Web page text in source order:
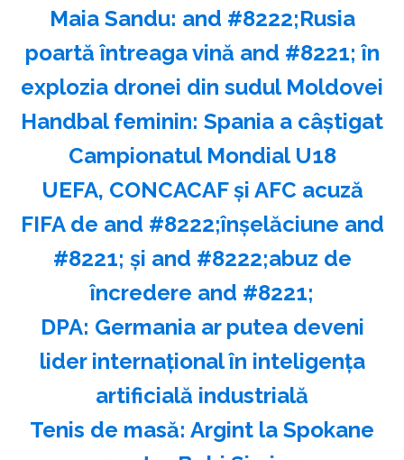
Maia Sandu: and #8222;Rusia
poartă întreaga vină and #8221; în
explozia dronei din sudul Moldovei
Handbal feminin: Spania a câştigat
Campionatul Mondial U18
UEFA, CONCACAF şi AFC acuză
FIFA de and #8222;înşelăciune and
#8221; şi and #8222;abuz de
încredere and #8221;
DPA: Germania ar putea deveni
lider internaţional în inteligenţa
artificială industrială
Tenis de masă: Argint la Spokane